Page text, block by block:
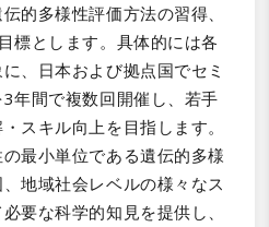
的多様性評価方法の習得、
標とします。具体的には各
、日本および拠点国でセミ
年間で複数回開催し、若手
スキル向上を目指します。
最小単位である遺伝的多様
地域社会レベルの様々なス
要な科学的知見を提供し、